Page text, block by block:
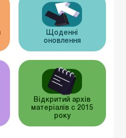
Щоденні
оновлення
Відкритий архів
матеріалів c 2015
року